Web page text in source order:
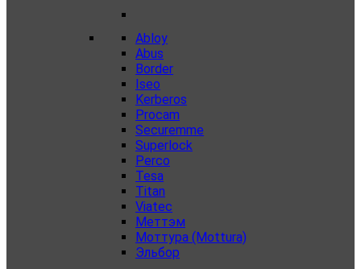
Abloy
Abus
Border
Iseo
Kerberos
Procam
Securemme
Superlock
Perco
Tesa
Titan
Viatec
Меттэм
Моттура (Mottura)
Эльбор